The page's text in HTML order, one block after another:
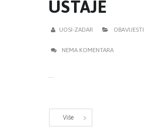
USTAJE
UOSI-ZADAR OBAVIJESTI
NEMA KOMENTARA
...
Više